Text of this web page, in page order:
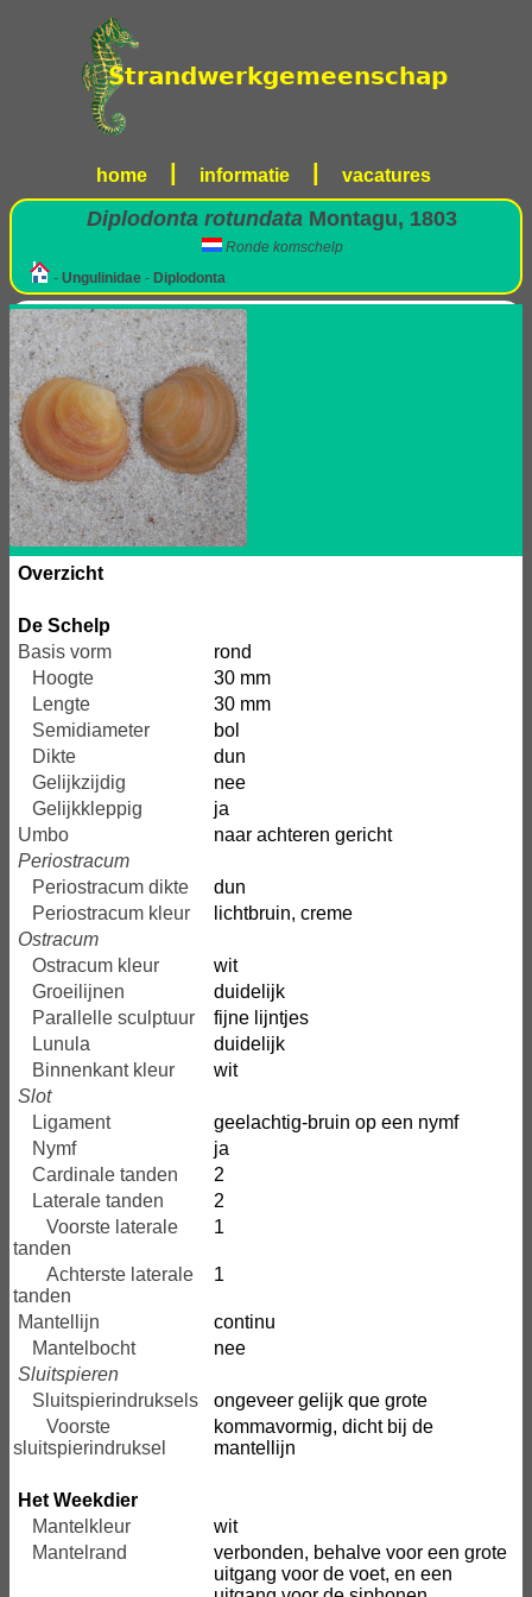
home informatie vacatures
Diplodonta rotundata Montagu, 1803
Ronde komschelp
- Ungulinidae - Diplodonta
Overzicht
De Schelp
Basis vorm
rond
Hoogte
30 mm
Lengte
30 mm
Semidiameter
bol
Dikte
dun
Gelijkzijdig
nee
Gelijkkleppig
ja
Umbo
naar achteren gericht
Periostracum
Periostracum dikte
dun
Periostracum kleur
lichtbruin, creme
Ostracum
Ostracum kleur
wit
Groeilijnen
duidelijk
Parallelle sculptuur
fijne lijntjes
Lunula
duidelijk
Binnenkant kleur
wit
Slot
Ligament
geelachtig-bruin op een nymf
Nymf
ja
Cardinale tanden
2
Laterale tanden
2
Voorste laterale
tanden
1
Achterste laterale
tanden
1
Mantellijn
continu
Mantelbocht
nee
Sluitspieren
Sluitspierindruksels
ongeveer gelijk que grote
Voorste
sluitspierindruksel
kommavormig, dicht bij de
mantellijn
Het Weekdier
Mantelkleur
wit
Mantelrand
verbonden, behalve voor een grote
uitgang voor de voet, en een